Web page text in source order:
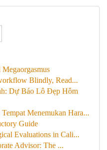
Blindly, Read...
Dự Báo Lô Đẹp Hôm
Menemukan Hara...
Guide
Evaluations in Cali...
Advisor: The ...